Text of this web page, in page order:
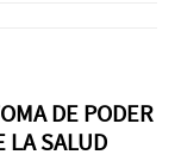
DE PODER
LA SALUD